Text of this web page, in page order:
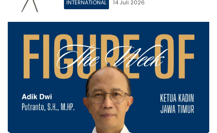
INTERNATIONAL 14 Juli 2026